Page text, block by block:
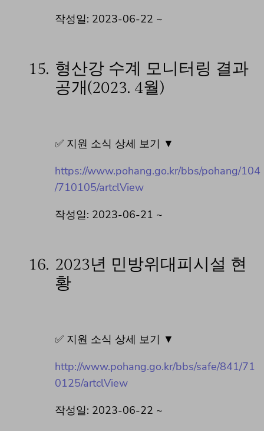
작성일: 2023-06-22 ~
15. 형산강 수계 모니터링 결과
공개(2023. 4월)
✅ 지원 소식 상세 보기 ▼
https://www.pohang.go.kr/bbs/pohang/104
/710105/artclView
작성일: 2023-06-21 ~
16. 2023년 민방위대피시설 현
황
✅ 지원 소식 상세 보기 ▼
http://www.pohang.go.kr/bbs/safe/841/71
0125/artclView
작성일: 2023-06-22 ~